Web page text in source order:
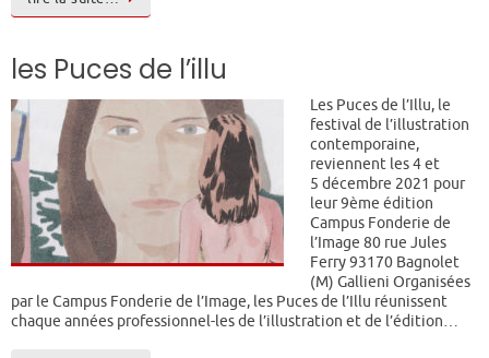
les Puces de l’illu
Les Puces de l’Illu, le
festival de l’illustration
contemporaine,
reviennent les 4 et
5 décembre 2021 pour
leur 9ème édition
Campus Fonderie de
l’Image 80 rue Jules
Ferry 93170 Bagnolet
(M) Gallieni Organisées
par le Campus Fonderie de l’Image, les Puces de l’Illu réunissent
chaque années professionnel-les de l’illustration et de l’édition…